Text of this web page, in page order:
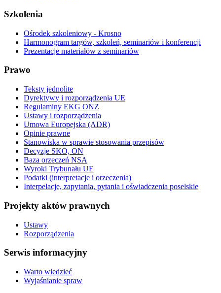
Szkolenia
Ośrodek szkoleniowy - Krosno
Harmonogram targów, szkoleń, seminariów i konferencji
Prezentacje materiałów z seminariów
Prawo
Teksty jednolite
Dyrektywy i rozporządzenia UE
Regulaminy EKG ONZ
Ustawy i rozporządzenia
Umowa Europejska (ADR)
Opinie prawne
Stanowiska w sprawie stosowania przepisów
Decyzje SKO, ON
Baza orzeczeń NSA
Wyroki Trybunału UE
Podatki (interpretacje i orzeczenia)
Interpelacje, zapytania, pytania i oświadczenia poselskie
Projekty aktów prawnych
Ustawy
Rozporządzenia
Serwis informacyjny
Warto wiedzieć
Wyjaśnianie spraw